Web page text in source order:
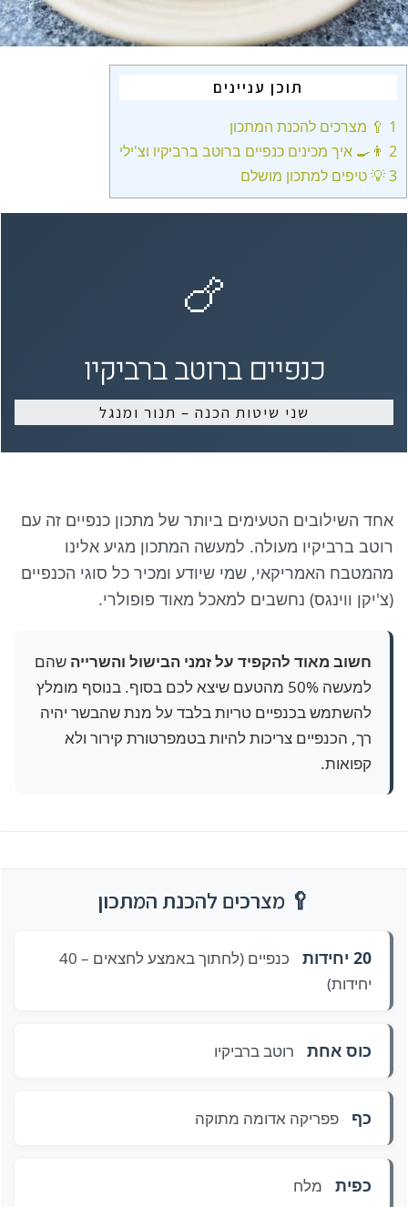
תוכן עניינים
1 🥄 מצרכים להכנת המתכון
2 👨‍🍳 איך מכינים כנפיים ברוטב ברביקיו וצ'ילי
3💡 טיפים למתכון מושלם
🍗
כנפיים ברוטב ברביקיו
שני שיטות הכנה – תנור ומנגל
אחד השילובים הטעימים ביותר של מתכון כנפיים זה עם
רוטב ברביקיו מעולה. למעשה המתכון מגיע אלינו
מהמטבח האמריקאי, שמי שיודע ומכיר כל סוגי הכנפיים
(צ'יקן ווינגס) נחשבים למאכל מאוד פופולרי.
חשוב מאוד להקפיד על זמני הבישול והשרייה שהם
למעשה 50% מהטעם שיצא לכם בסוף. בנוסף מומלץ
להשתמש בכנפיים טריות בלבד על מנת שהבשר יהיה
רך, הכנפיים צריכות להיות בטמפרטורת קירור ולא
קפואות.
🥄 מצרכים להכנת המתכון
20 יחידות
כנפיים (לחתוך באמצע לחצאים – 40
יחידות)
כוס אחת רוטב ברביקיו
כף פפריקה אדומה מתוקה
כפית מלח